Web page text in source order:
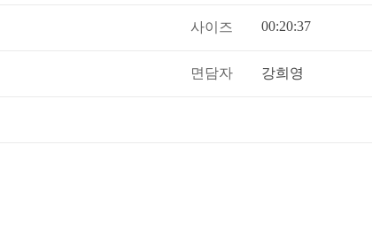
사이즈 00:20:37
면담자 강희영